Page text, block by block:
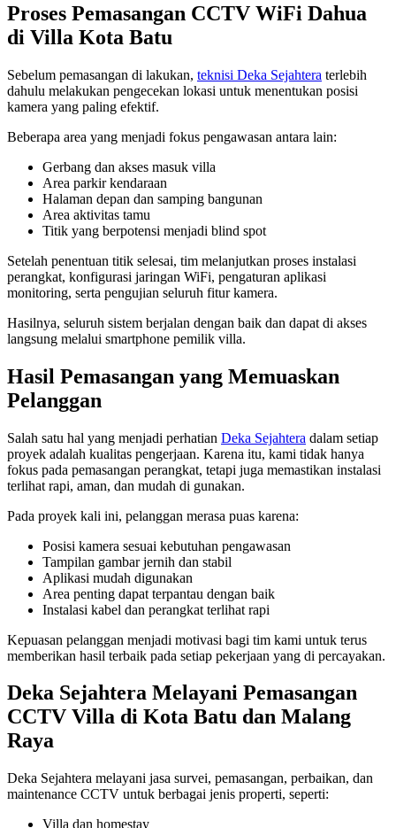
Proses Pemasangan CCTV WiFi Dahua
di Villa Kota Batu
Sebelum pemasangan di lakukan, teknisi Deka Sejahtera terlebih
dahulu melakukan pengecekan lokasi untuk menentukan posisi
kamera yang paling efektif.
Beberapa area yang menjadi fokus pengawasan antara lain:
Gerbang dan akses masuk villa
Area parkir kendaraan
Halaman depan dan samping bangunan
Area aktivitas tamu
Titik yang berpotensi menjadi blind spot
Setelah penentuan titik selesai, tim melanjutkan proses instalasi
perangkat, konfigurasi jaringan WiFi, pengaturan aplikasi
monitoring, serta pengujian seluruh fitur kamera.
Hasilnya, seluruh sistem berjalan dengan baik dan dapat di akses
langsung melalui smartphone pemilik villa.
Hasil Pemasangan yang Memuaskan
Pelanggan
Salah satu hal yang menjadi perhatian Deka Sejahtera dalam setiap
proyek adalah kualitas pengerjaan. Karena itu, kami tidak hanya
fokus pada pemasangan perangkat, tetapi juga memastikan instalasi
terlihat rapi, aman, dan mudah di gunakan.
Pada proyek kali ini, pelanggan merasa puas karena:
Posisi kamera sesuai kebutuhan pengawasan
Tampilan gambar jernih dan stabil
Aplikasi mudah digunakan
Area penting dapat terpantau dengan baik
Instalasi kabel dan perangkat terlihat rapi
Kepuasan pelanggan menjadi motivasi bagi tim kami untuk terus
memberikan hasil terbaik pada setiap pekerjaan yang di percayakan.
Deka Sejahtera Melayani Pemasangan
CCTV Villa di Kota Batu dan Malang
Raya
Deka Sejahtera melayani jasa survei, pemasangan, perbaikan, dan
maintenance CCTV untuk berbagai jenis properti, seperti:
Villa dan homestay